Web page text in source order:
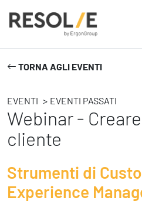
About Resolve
Servizi
People
Future
Digital
Tecnologie
Eventi
Ispirazioni
People
Employee Engagement
Leadership
Benessere Organizzativo &
TORNA AGLI EVENTI
EVENTI EVENTI PASSATI
Webinar -
cliente
Strumenti di
Experience